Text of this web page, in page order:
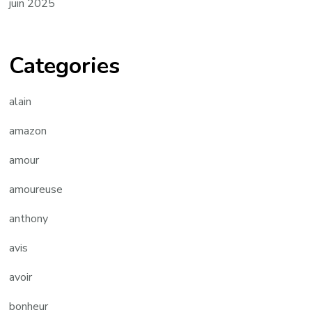
juin 2025
Categories
alain
amazon
amour
amoureuse
anthony
avis
avoir
bonheur